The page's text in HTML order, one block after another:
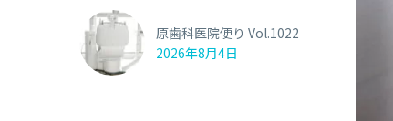
原歯科医院便り Vol.1022
2026年8月4日